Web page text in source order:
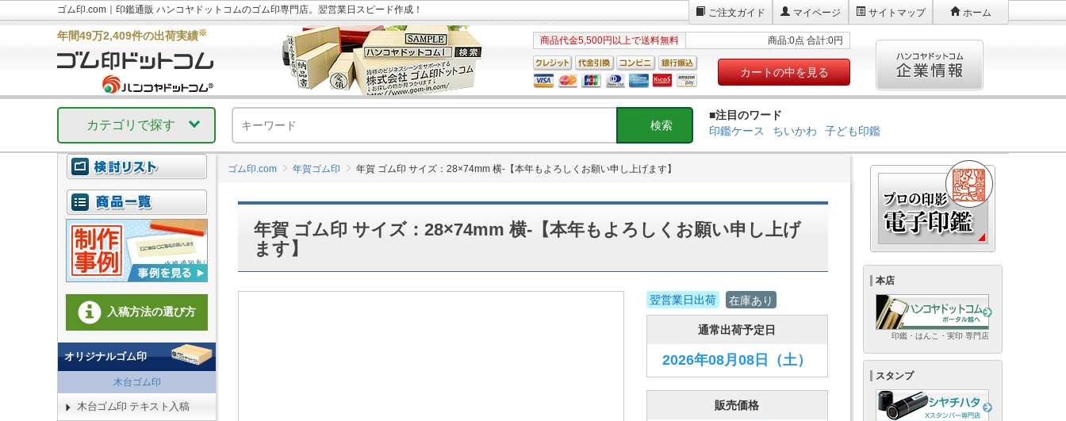
ゴム印.com｜印鑑通販 ハンコヤドットコムのゴム印専門店。翌営業日スピード作成！ ご注文ガイド マイページ サイトマップ ホーム
年間49万2,409件の出荷実績※
商品代金5,500円以上で送料無料 商品:0点 合計:0円
カートの中を見る
カテゴリで探す
■注目のワード
印鑑ケース
ちいかわ 子ども印鑑
ゴム印.com 年賀ゴム印 年賀 ゴム印 サイズ：28×74mm 横-【本年もよろしくお願い申し上げます】
年賀 ゴム印 サイズ：28×74mm 横-【本年もよろしくお願い申し上げ
ます】
翌営業日出荷 在庫あり
通常出荷予定日
2026年08月08日 （土）
販売価格
入稿方法の選び方
オリジナルゴム印
木台ゴム印
木台ゴム印 テキスト入稿
本店
印鑑・はんこ・実印 専門店
スタンプ